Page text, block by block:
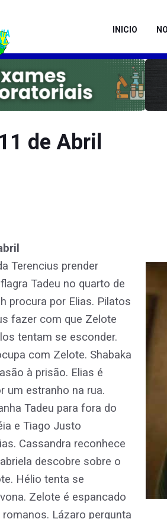
INICIO
de Abril
Terencius prender
Tadeu no quarto de
procura por Elias. Pilatos
fazer com que Zelote
tentam se esconder.
com Zelote. Shabaka
à prisão. Elias é
um estranho na rua.
Tadeu para fora do
e Tiago Justo
Cassandra reconhece
descobre sobre o
Hélio tenta se
Zelote é espancado
Lázaro pergunta